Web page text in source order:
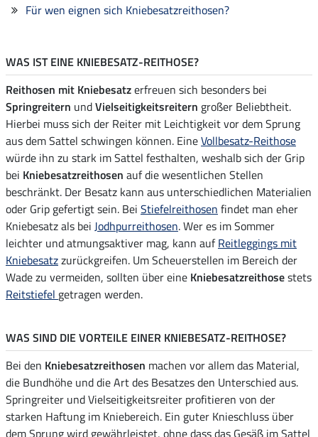
Für wen eignen sich Kniebesatzreithosen?
WAS IST EINE KNIEBESATZ-REITHOSE?
Reithosen mit Kniebesatzerfreuen sich besonders bei
Springreitern undVielseitigkeitsreitern großer Beliebtheit.
Hierbei muss sich der Reiter mit Leichtigkeit vor dem Sprung
aus dem Sattel schwingen können. EineVollbesatz-Reithose
würde ihn zu stark im Sattel festhalten, weshalb sich der Grip
bei Kniebesatzreithosen auf die wesentlichen Stellen
beschränkt. Der Besatz kann aus unterschiedlichen Materialien
oder Grip gefertigt sein. Bei Stiefelreithosen findet man eher
Kniebesatz als bei Jodhpurreithosen. Wer es im Sommer
leichter und atmungsaktiver mag, kann aufReitleggings mit
Kniebesatzzurückgreifen. Um Scheuerstellen im Bereich der
Wade zu vermeiden, sollten über eine Kniebesatzreithosestets
Reitstiefel getragen werden.
WAS SIND DIE VORTEILE EINER KNIEBESATZ-REITHOSE?
Bei den Kniebesatzreithosen machen vor allem das Material,
die Bundhöhe und die Art des Besatzes den Unterschied aus.
Springreiter und Vielseitigkeitsreiter profitieren von der
starken Haftung im Kniebereich. Ein guter Knieschluss über
dem Sprung wird gewährleistet, ohne dass das Gesäß im Sattel